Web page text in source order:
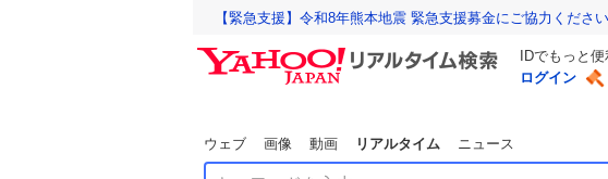
【緊急支援】令和8年熊本地震 緊急支援募金にご協力ください
IDでもっと
ログイン
ウェブ 画像 動画 リアルタイム ニュース